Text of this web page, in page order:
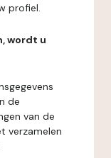
profiel.
wordt u
de
van de
verzamelen